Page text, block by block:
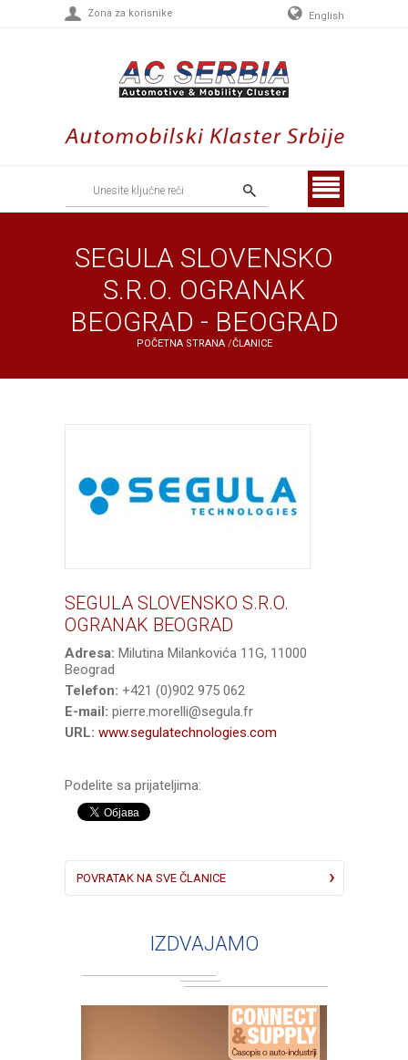
Zona za korisnike English
SEGULA SLOVENSKO
S.R.O. OGRANAK
BEOGRAD - BEOGRAD
POČETNA STRANA/ČLANICE
SEGULA SLOVENSKO S.R.O.
OGRANAK BEOGRAD
Adresa: Milutina Milankovića 11G, 11000
Beograd
Telefon: +421 (0)902 975 062
E-mail: pierre.morelli@segula.fr
URL: www.segulatechnologies.com
Podelite sa prijateljima:
POVRATAK NA SVE ČLANICE
IZDVAJAMO